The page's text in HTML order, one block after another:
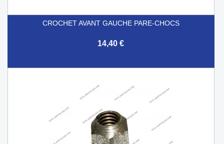
CROCHET AVANT GAUCHE PARE-CHOCS
14,40 €